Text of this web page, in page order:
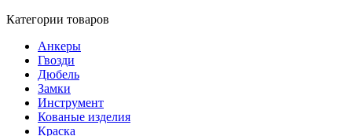
Категории товаров
Анкеры
Гвозди
Дюбель
Замки
Инструмент
Кованые изделия
Краска